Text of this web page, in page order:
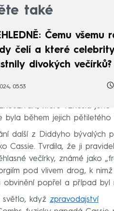
také
Čemu všemu
čelí a které
divokých večírků?
05:53
které vznesla jeho
byla během jejich pětiletého
další z Diddyho bývalých
Cassie. Tvrdila, že ji
večírky, známé jako
pod vlivem drog, k
obvinění popřel a případ byl
když zpravodajství